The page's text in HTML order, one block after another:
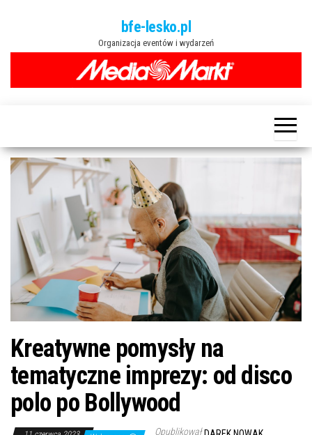
bfe-lesko.pl
Organizacja eventów i wydarzeń
Kreatywne pomysły na
tematyczne imprezy: od disco
polo po Bollywood
Opublikował